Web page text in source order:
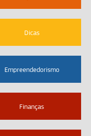
Dicas
Empreendedorismo
Finanças